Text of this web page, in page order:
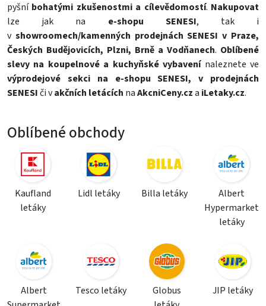
pyšní bohatými zkušenostmi a cílevědomostí. Nakupovat
lze jak na e-shopu SENESI, tak i
v showroomech/kamenných prodejnách SENESI v Praze,
Českých Budějovicích, Plzni, Brně a Vodňanech. Oblíbené
slevy na koupelnové a kuchyňské vybavenínaleznete ve
výprodejové sekci na e-shopu SENESI, v prodejnách
SENESIči vakčních letácích naAkcniCeny.cza iLetaky.cz.
Oblíbené obchody
Kaufland
letáky
Lidl letáky Billa letáky
Albert
Hypermarket
letáky
Albert
Tesco letáky
Globus
JIP letáky